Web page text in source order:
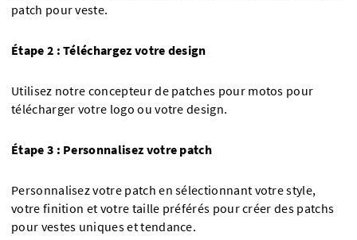
patch pour veste.
Étape 2 : Téléchargez votre design
Utilisez notre concepteur de patches pour motos pour
télécharger votre logo ou votre design.
Étape 3 : Personnalisez votre patch
Personnalisez votre patch en sélectionnant votre style,
votre finition et votre taille préférés pour créer des patchs
pour vestes uniques et tendance.